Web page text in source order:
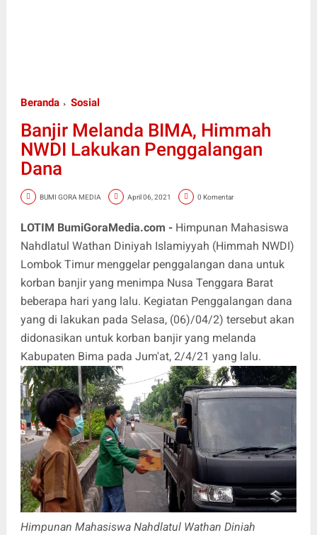
Beranda Sosial
Banjir Melanda BIMA, Himmah
NWDI Lakukan Penggalangan
Dana
BUMI GORA MEDIA April 06, 2021 0 Komentar
LOTIM BumiGoraMedia.com - Himpunan Mahasiswa
Nahdlatul Wathan Diniyah Islamiyyah (Himmah NWDI)
Lombok Timur menggelar penggalangan dana untuk
korban banjir yang menimpa Nusa Tenggara Barat
beberapa hari yang lalu. Kegiatan Penggalangan dana
yang di lakukan pada Selasa, (06)/04/2) tersebut akan
didonasikan untuk korban banjir yang melanda
Kabupaten Bima pada Jum'at, 2/4/21 yang lalu.
Himpunan Mahasiswa Nahdlatul Wathan Diniah